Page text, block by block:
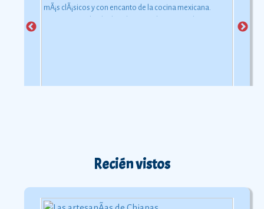
mÃ¡s clÃ¡sicos y con encanto de la cocina mexicana.
Recién vistos